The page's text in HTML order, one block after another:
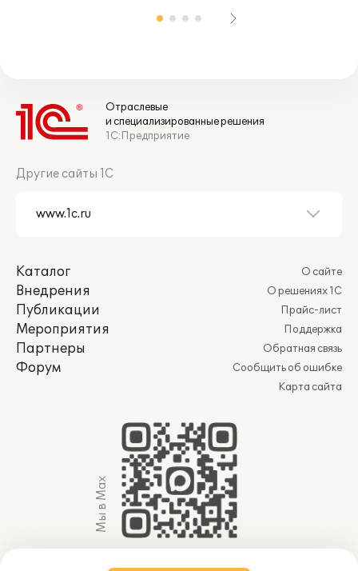
Отраслевые
и специализированные решения
1С:Предприятие
Другие сайты 1С
Каталог
Внедрения
Публикации
Мероприятия
Партнеры
Форум
О сайте
О решениях 1С
Прайс-лист
Поддержка
Обратная связь
Сообщить об ошибке
Карта сайта
Мы в Max